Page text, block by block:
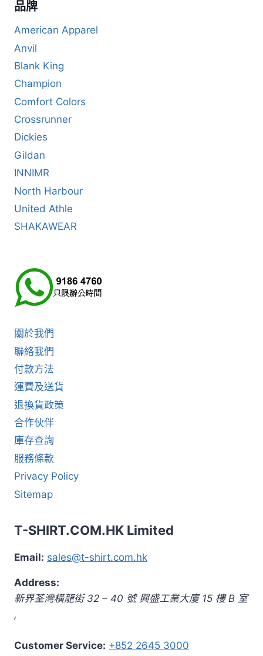
品牌
American Apparel
Anvil
Blank King
Champion
Comfort Colors
Crossrunner
Dickies
Gildan
INNIMR
North Harbour
United Athle
SHAKAWEAR
關於我們
聯絡我們
付款方法
運費及送貨
退換貨政策
合作伙伴
庫存查詢
服務條款
Privacy Policy
Sitemap
T-SHIRT.COM.HK Limited
Email: sales@t-shirt.com.hk
Address:
新界荃灣橫龍街 32 – 40 號 興盛工業大廈 15 樓 B 室
,
Customer Service: +852 2645 3000